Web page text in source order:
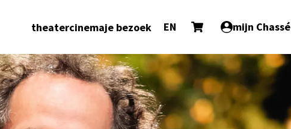
theatercinemaje bezoek EN mijn Chassé